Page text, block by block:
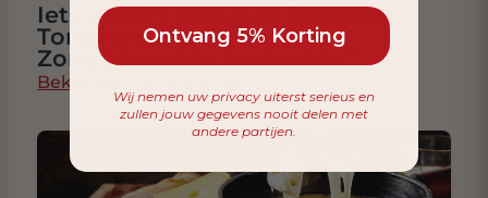
Iets anders eten dan Gebakken
Tongfilets met Artisjok en
Zongedroogde Tomaatjes?
Bekijk alle combinaties
Ontvang 5% Korting
Wij nemen uw privacy uiterst serieus en
zullen jouw gegevens nooit delen met
andere partijen.